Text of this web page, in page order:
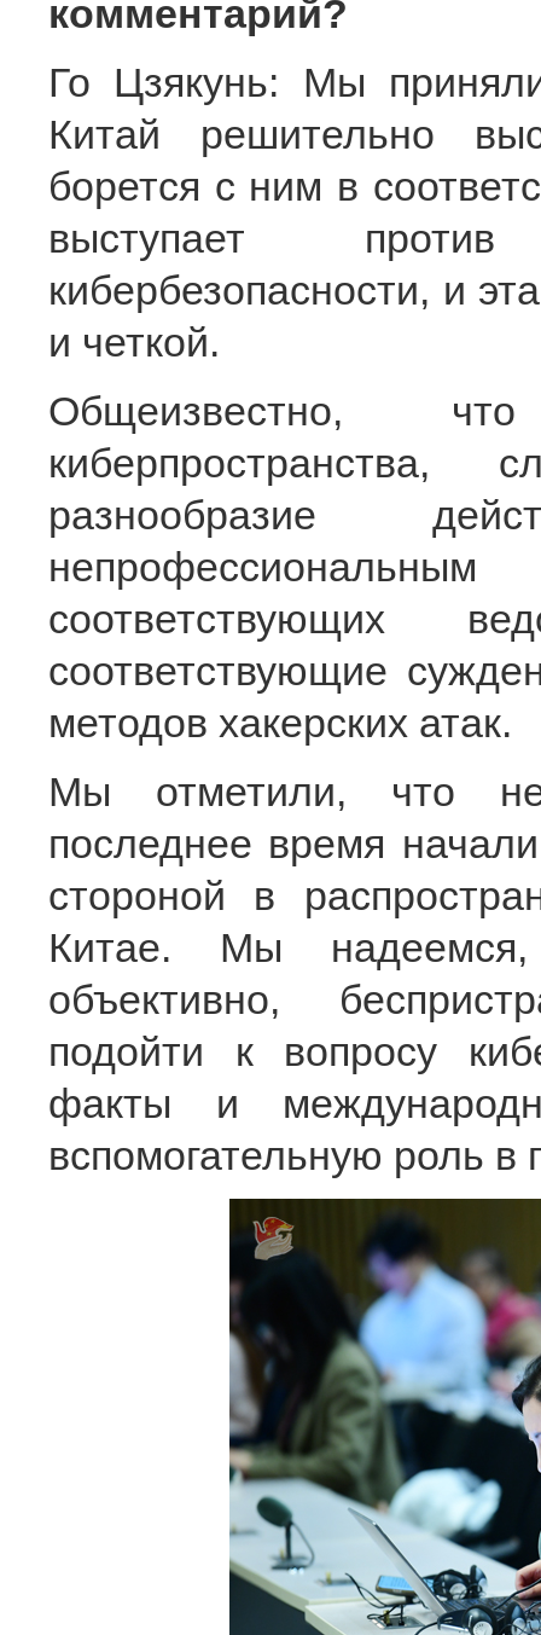
комментарий?
Го Цзякунь: Мы
Китай решительно
борется с ним в
выступает
кибербезопасности, и
и четкой.
Общеизвестно,
киберпространства,
разнообразие
соответствующих
соответствующие
методов хакерских атак.
Мы отметили, что
последнее время
стороной в
Китае. Мы
объективно,
подойти к вопросу
факты и
вспомогательную роль